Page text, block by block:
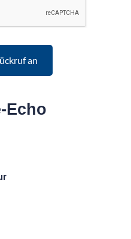
Echo